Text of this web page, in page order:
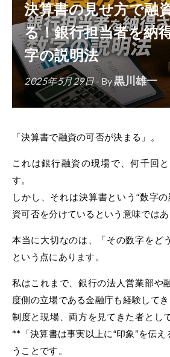
決算書の見せ方で融
る！銀行担当者を納
字の説明法
2025年5月29日- By黒川雄一
「決算書で融資の可否が決まる」。
これは銀行融資の現場で、何千回
す。
しかし、それは決算書という“数字
資可否を分けているという意味ではあ
本当に大切なのは、「その数字をど
という点にあります。
私はこれまで、銀行の法人営業部や
度側の立場である金融庁も経験してき
制度と現場、両方を見てきた者とし
**「決算書は事実以上に“印象”を伝
うことです。